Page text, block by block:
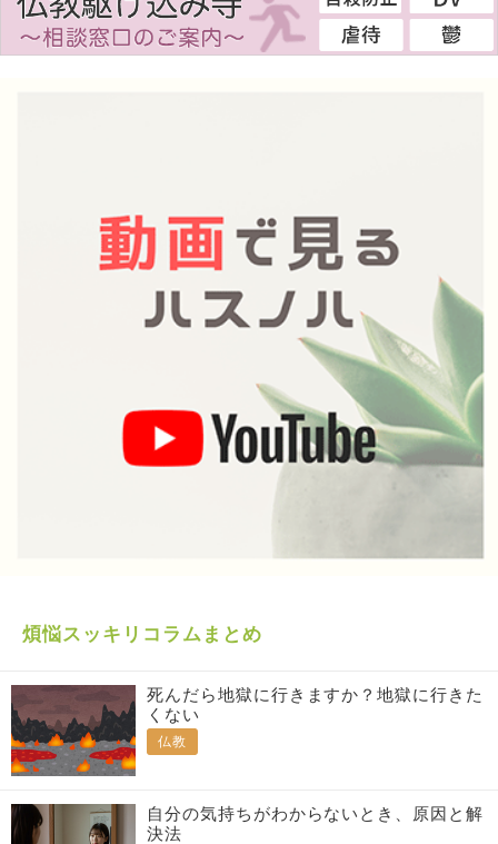
煩悩スッキリコラムまとめ
死んだら地獄に行きますか？地獄に行きた
くない
仏教
自分の気持ちがわからないとき、原因と解
決法